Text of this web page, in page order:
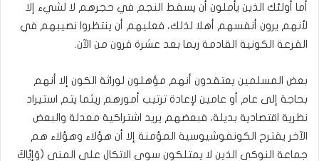
أما أولئك الذين يأملون أن يسقط النجم في حجرهم لا لشيء إلا
لأنهم يرون أنفسهم أهلا لذلك، فعليهم أن ينتظروا نصيبهم في
القرعة الكونية القادمة ربما بعد عشرة قرون من الآن.
بعض المسلمين يعتقدون أنهم مؤهلون لوراثة الكون إلا أنهم
بحاجة إلى عام أو عامين لإعادة ترتيب أمورهم ريثما يتم استيراد
نظرية اقتصادية بديلة، فبعضهم يريد اشتراكية معدلة والبعض
الآخر يقترح الكونفوشيوسية المؤمنة إلا أن هؤلاء وهؤلاء هم
جماعة النوكى الذين لا يمتلكون سوى الاتكال على المنى (وَإِيَّاكَ